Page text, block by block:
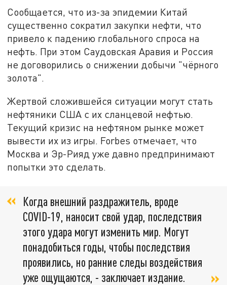
Сообщается, что из-за эпидемии Китай
существенно сократил закупки нефти, что
привело к падению глобального спроса на
нефть. При этом Саудовская Аравия и Россия
не договорились о снижении добычи "чёрного
золота".
Жертвой сложившейся ситуации могут стать
нефтяники США с их сланцевой нефтью.
Текущий кризис на нефтяном рынке может
вывести их из игры. Forbes отмечает, что
Москва и Эр-Рияд уже давно предпринимают
попытки это сделать.
Когда внешний раздражитель, вроде
COVID-19, наносит свой удар, последствия
этого удара могут изменить мир. Могут
понадобиться годы, чтобы последствия
проявились, но ранние следы воздействия
уже ощущаются, - заключает издание.